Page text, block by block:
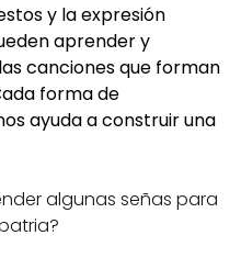
y la expresión
aprender y
canciones que forman
forma de
ayuda a construir una
algunas señas para